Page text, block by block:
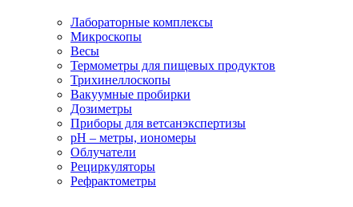
Лабораторные комплексы
Микроскопы
Весы
Термометры для пищевых продуктов
Трихинеллоскопы
Вакуумные пробирки
Дозиметры
Приборы для ветсанэкспертизы
рН – метры, иономеры
Облучатели
Рециркуляторы
Рефрактометры